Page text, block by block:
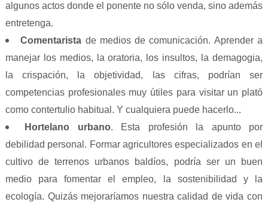
algunos actos donde el ponente no sólo venda, sino además
entretenga.
Comentarista de medios de comunicación. Aprender a
manejar los medios, la oratoria, los insultos, la demagogia,
la crispación, la objetividad, las cifras, podrían ser
competencias profesionales muy útiles para visitar un plató
como contertulio habitual. Y cualquiera puede hacerlo...
Hortelano urbano. Esta profesión la apunto por
debilidad personal. Formar agricultores especializados en el
cultivo de terrenos urbanos baldíos, podría ser un buen
medio para fomentar el empleo, la sostenibilidad y la
ecología. Quizás mejoraríamos nuestra calidad de vida con